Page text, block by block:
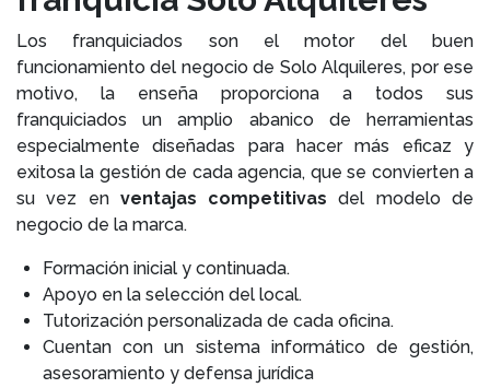
Los franquiciados son el motor del buen
funcionamiento del negocio de Solo Alquileres, por ese
motivo, la enseña proporciona a todos sus
franquiciados un amplio abanico de herramientas
especialmente diseñadas para hacer más eficaz y
exitosa la gestión de cada agencia, que se convierten a
su vez en ventajas competitivas del modelo de
negocio de la marca.
Formación inicial y continuada.
Apoyo en la selección del local.
Tutorización personalizada de cada oficina.
Cuentan con un sistema informático de gestión,
asesoramiento y defensa jurídica